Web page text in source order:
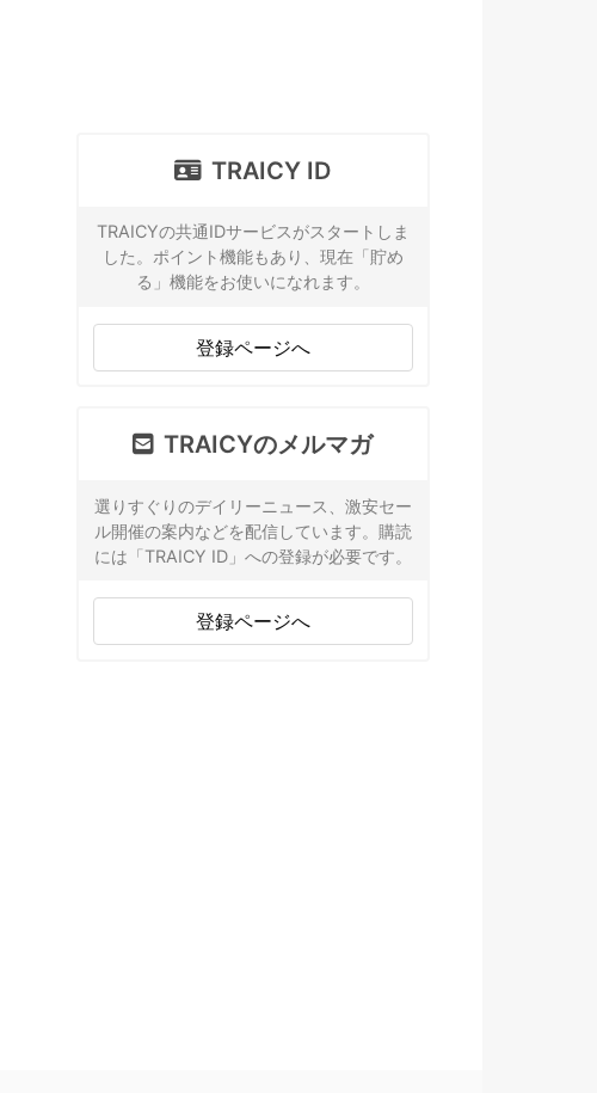
TRAICY ID
TRAICYの共通IDサービスがスタートしま
した。ポイント機能もあり、現在「貯め
る」機能をお使いになれます。
登録ページへ
TRAICYのメルマガ
選りすぐりのデイリーニュース、激安セー
ル開催の案内などを配信しています。購読
には「TRAICY ID」への登録が必要です。
登録ページへ